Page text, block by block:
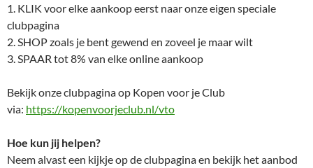
1. KLIK voor elke aankoop eerst naar onze eigen speciale
clubpagina
2. SHOP zoals je bent gewend en zoveel je maar wilt
3. SPAAR tot 8% van elke online aankoop
Bekijk onze clubpagina op Kopen voor je Club
via: https://kopenvoorjeclub.nl/vto
Hoe kun jij helpen?
Neem alvast een kijkje op de clubpagina en bekijk het aanbod